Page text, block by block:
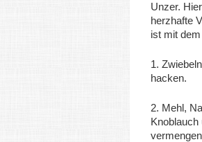
Unzer.
herzhafte
ist mit
1.
hacken.
2. Mehl,